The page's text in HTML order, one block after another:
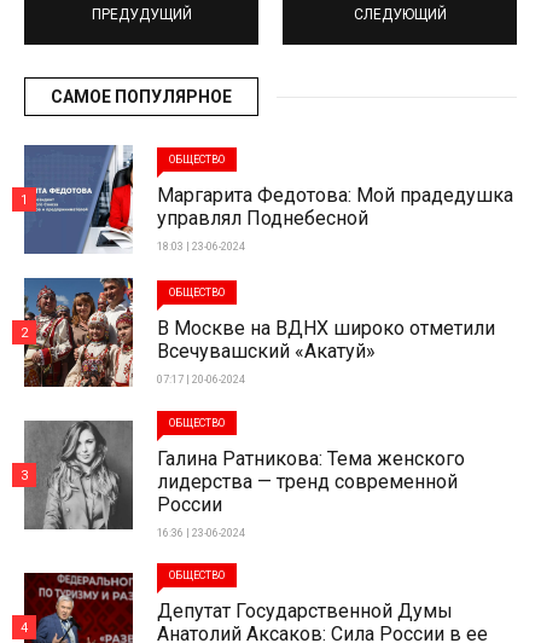
ПРЕДУДУЩИЙ СЛЕДУЮЩИЙ
САМОЕ ПОПУЛЯРНОЕ
ОБЩЕСТВО
Маргарита Федотова: Мой прадедушка
управлял Поднебесной
18:03 | 23-06-2024
1
ОБЩЕСТВО
В Москве на ВДНХ широко отметили
Всечувашский «Акатуй»
07:17 | 20-06-2024
2
ОБЩЕСТВО
Галина Ратникова: Тема женского
лидерства — тренд современной
России
16:36 | 23-06-2024
3
ОБЩЕСТВО
Депутат Государственной Думы
Анатолий Аксаков: Сила России в ее
4